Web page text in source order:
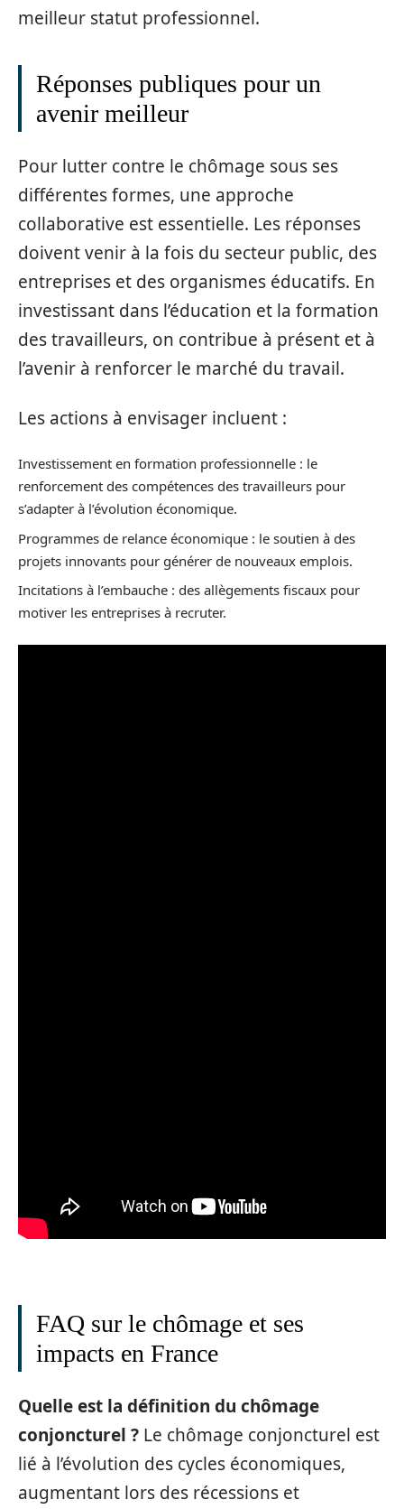
meilleur statut professionnel.
Réponses publiques pour un
avenir meilleur
Pour lutter contre le chômage sous ses
différentes formes, une approche
collaborative est essentielle. Les réponses
doivent venir à la fois du secteur public, des
entreprises et des organismes éducatifs. En
investissant dans l’éducation et la formation
des travailleurs, on contribue à présent et à
l’avenir à renforcer le marché du travail.
Les actions à envisager incluent :
Investissement en formation professionnelle : le
renforcement des compétences des travailleurs pour
s’adapter à l’évolution économique.
Programmes de relance économique : le soutien à des
projets innovants pour générer de nouveaux emplois.
Incitations à l’embauche : des allègements fiscaux pour
motiver les entreprises à recruter.
FAQ sur le chômage et ses
impacts en France
Quelle est la définition du chômage
conjoncturel ? Le chômage conjoncturel est
lié à l’évolution des cycles économiques,
augmentant lors des récessions et